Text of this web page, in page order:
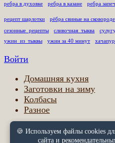
ребра в духовке
ребра в казане ребра
рецепт шарлотки рёбра свиные на сковороде
сезонные_рецепты сливочная_тыква
ужин_из_тыквы
ужин за 40 минут
Войти
Домашняя кухня
Заготовки на зиму
Колбасы
Разное
Правовая
🍪 Используем файлы cookies
сайта и